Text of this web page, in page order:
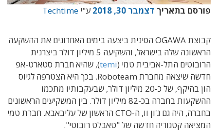
פורסם בתאריך דצמבר 30, 2018 ע"י Techtime
קבוצת OGAWA הסינית ביצעה בימים האחרונים את ההשקעה
הראשונה שלה בישראל, והשקיעה 5 מיליון דולר ביצרנית
הרובוטים התל-אביבית טמי (temi), שהיא חברת סטארט-אפ
חדשה שיצאה מחברת Roboteam. בכך היא הצטרפה לגיוס
הון בהיקף, של כ-20 מיליון דולר, שבעקבותיו מתכמו
ההשקעות בחברה בכ-82 מיליון דולר. בין המשקיעים הראשונים
בחברה, היה גם ג'ון וו, ה-CTO הראשון של עליבאבא. חברת טמי
המציאה קטגוריה חדשה של "טאבלט רובוטי".